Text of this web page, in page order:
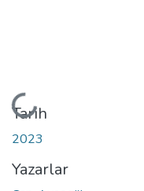
Yükleniyor...
Tarih
2023
Yazarlar